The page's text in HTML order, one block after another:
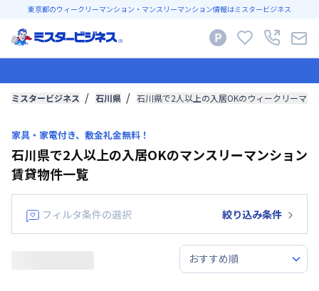
東京都のウィークリーマンション・マンスリーマンション情報はミスタービジネス
ミスタービジネス 石川県 石川県で2人以上の入居OKのウィークリーマ
家具・家電付き、敷金礼金無料！
石川県で2人以上の入居OKのマンスリーマンション
賃貸物件一覧
フィルタ条件の選択 絞り込み条件